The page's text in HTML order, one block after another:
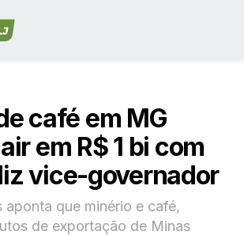
café em MG
em R$ 1 bi com
vice-governador
aponta que minério e café,
de exportação de Minas